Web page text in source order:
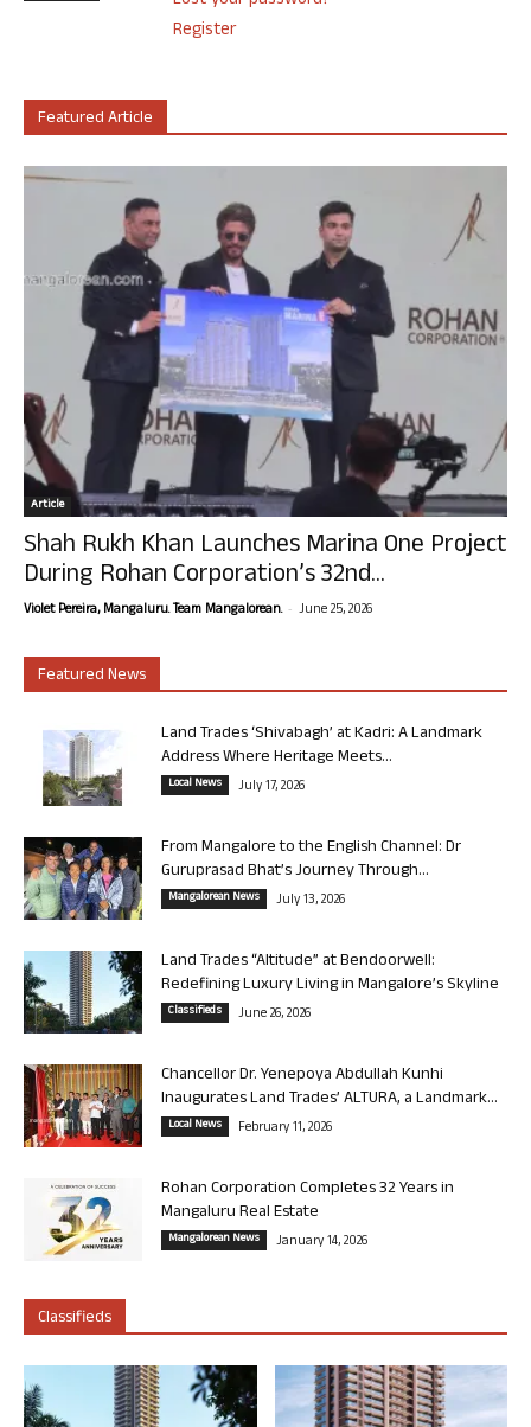
Register
Featured Article
Article
Shah Rukh Khan Launches Marina One Project
During Rohan Corporation’s 32nd...
Violet Pereira, Mangaluru. Team Mangalorean. - June 25, 2026
Featured News
Land Trades ‘Shivabagh’ at Kadri: A Landmark
Address Where Heritage Meets...
Local News July 17, 2026
From Mangalore to the English Channel: Dr
Guruprasad Bhat’s Journey Through...
Mangalorean News July 13, 2026
Land Trades “Altitude” at Bendoorwell:
Redefining Luxury Living in Mangalore’s Skyline
Classifieds June 26, 2026
Chancellor Dr. Yenepoya Abdullah Kunhi
Inaugurates Land Trades’ ALTURA, a Landmark...
Local News February 11, 2026
Rohan Corporation Completes 32 Years in
Mangaluru Real Estate
Mangalorean News January 14, 2026
Classifieds